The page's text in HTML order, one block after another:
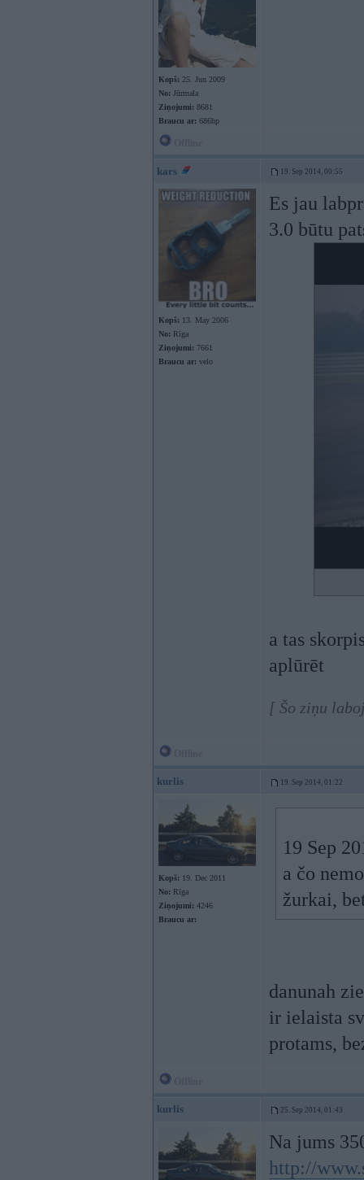
Kopš: 25. Jun 2009
No: Jūrmala
Ziņojumi: 8681
Braucu ar: 686hp
kars 19. Sep 2014, 00:55
Kopš: 13. May 2006
No: Rīga
Ziņojumi: 7661
Braucu ar: velo
Es jau
3.0 būtu
a tas
aplūrēt
[ Šo ziņu
kurlis 19. Sep 2014, 01:22
Kopš: 19. Dec 2011
No: Rīga
Ziņojumi: 4246
Braucu ar:
19 Sep
a čo
žurkai,
danunah
ir ielaista
protams,
kurlis 25. Sep 2014, 01:43
Na jums
http://